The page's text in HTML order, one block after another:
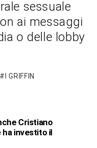
sessuale
ai messaggi
o delle lobby
I GRIFFIN
Cristiano
ha investito il